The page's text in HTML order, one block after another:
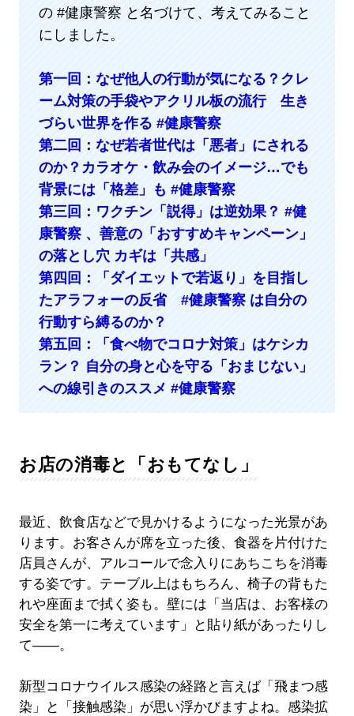
の #健康警察 と名づけて、考えてみること
にしました。
第一回：なぜ他人の行動が気になる？クレ
ーム対策の手袋やアクリル板の流行 生き
づらい世界を作る #健康警察
第二回：なぜ若者世代は「悪者」にされる
のか？カラオケ・飲み会のイメージ…でも
背景には「格差」も #健康警察
第三回：ワクチン「説得」は逆効果？ #健
康警察 、善意の「おすすめキャンペーン」
の落とし穴 カギは「共感」
第四回：「ダイエットで若返り」を目指し
たアラフォーの反省 #健康警察 は自分の
行動すら縛るのか？
第五回：「食べ物でコロナ対策」はケシカ
ラン？ 自分の身と心を守る「おまじない」
への線引きのススメ #健康警察
お店の消毒と「おもてなし」
最近、飲食店などで見かけるようになった光景があ
ります。お客さんが席を立った後、食器を片付けた
店員さんが、アルコールで念入りにあちこちを消毒
する姿です。テーブル上はもちろん、椅子の背もた
れや座面まで拭く姿も。壁には「当店は、お客様の
安全を第一に考えています」と貼り紙があったりし
て――。
新型コロナウイルス感染の経路と言えば「飛まつ感
染」と「接触感染」が思い浮かびますよね。感染拡